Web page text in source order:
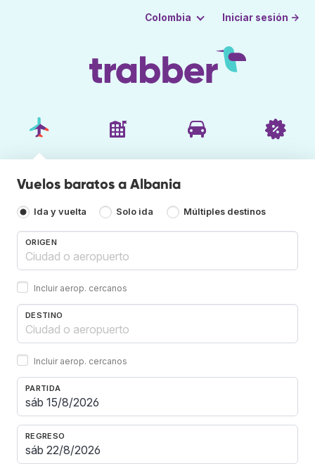
Colombia Iniciar sesión →
Vuelos baratos a Albania
Ida y vuelta Solo ida Múltiples destinos
ORIGEN
Incluir aerop. cercanos
DESTINO
Incluir aerop. cercanos
PARTIDA
REGRESO